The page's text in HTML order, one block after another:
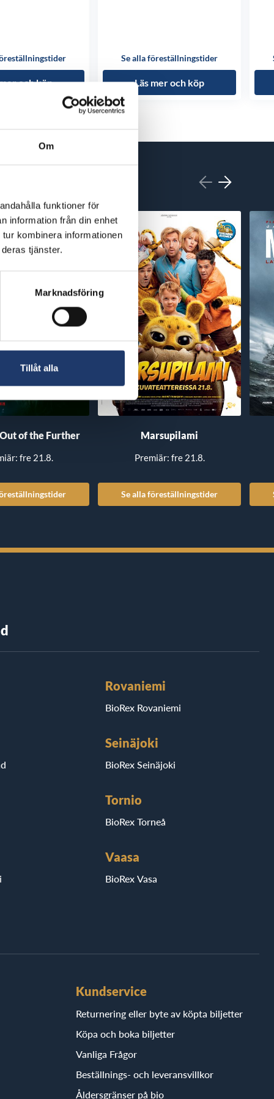
Om
funktioner för
information från din enhet
kombinera informationen
tjänster.
Marknadsföring
Tillåt alla
och köp
Se alla föreställningstider
Läs mer och köp
of the Further
fre 21.8.
Marsupilami
Premiär: fre 21.8.
Se alla föreställningstider
Rovaniemi
BioRex Rovaniemi
Seinäjoki
BioRex Seinäjoki
Tornio
BioRex Torneå
Vaasa
BioRex Vasa
Kundservice
Returnering eller byte av köpta biljetter
Köpa och boka biljetter
Vanliga Frågor
Beställnings- och leveransvillkor
Åldersgränser på bio